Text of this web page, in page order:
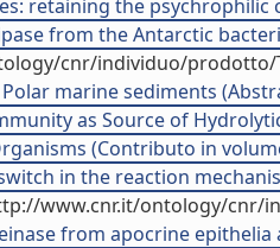
retaining the
from the Antarctic
cnr/individuo/prodotto/
marine sediments
as Source of
(Contributo in
in the reaction
www.cnr.it/ontology/cnr/
from apocrine